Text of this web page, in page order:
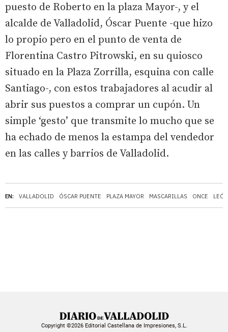
EN: VALLADOLID ÓSCAR PUENTE PLAZA MAYOR MASCARILLAS ONCE LEÓN
puesto de Roberto en la plaza Mayor-, y el
alcalde de Valladolid, Óscar Puente -que hizo
lo propio pero en el punto de venta de
Florentina Castro Pitrowski, en su quiosco
situado en la Plaza Zorrilla, esquina con calle
Santiago-, con estos trabajadores al acudir al
abrir sus puestos a comprar un cupón. Un
simple ‘gesto’ que transmite lo mucho que se
ha echado de menos la estampa del vendedor
en las calles y barrios de Valladolid.
Copyright ©2026 Editorial Castellana de Impresiones, S.L.